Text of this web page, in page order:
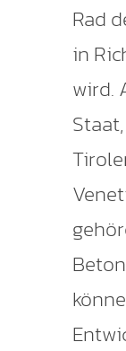
Rad
in
wird.